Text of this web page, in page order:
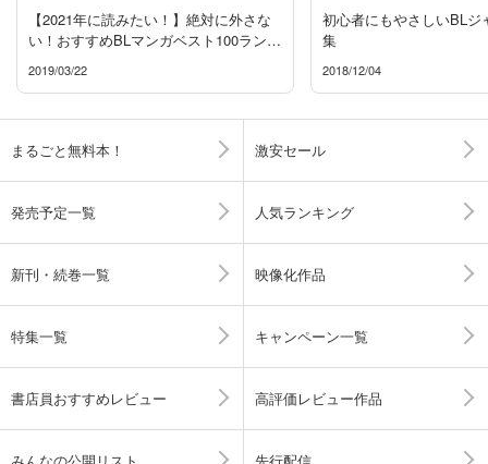
【2021年に読みたい！】絶対に外さな
い！おすすめBLマンガベスト100ランキ
2019/03/22
初心者にもやさしいBLジ
集
2018/12/04
まるごと無料本！ 激安セール
発売予定一覧 人気ランキング
新刊・続巻一覧 映像化作品
特集一覧 キャンペーン一覧
書店員おすすめレビュー 高評価レビュー作品
みんなの公開リスト 先行配信